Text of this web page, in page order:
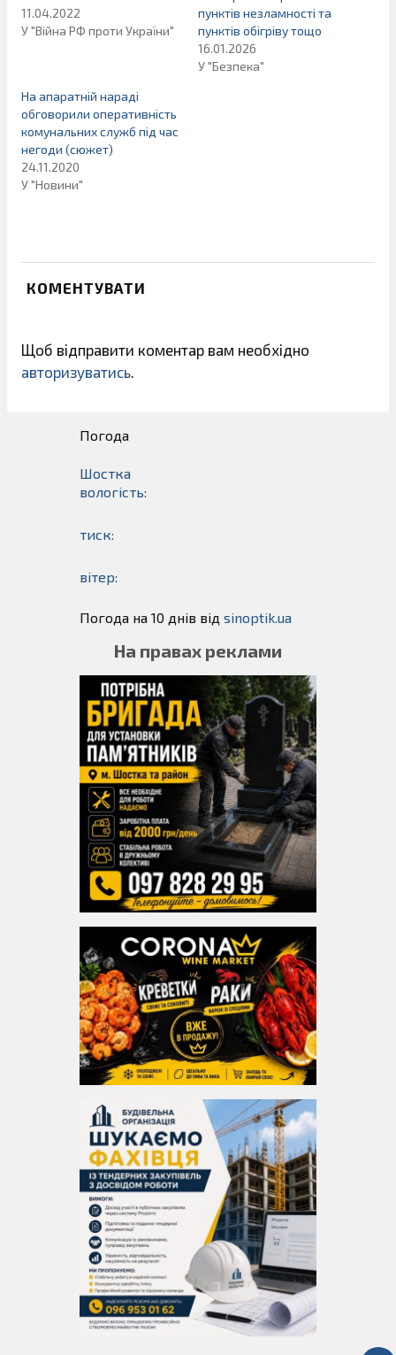
11.04.2022
У "Війна РФ проти України"
пунктів незламності та
пунктів обігріву тощо
16.01.2026
У "Безпека"
На апаратній нараді
обговорили оперативність
комунальних служб під час
негоди (сюжет)
24.11.2020
У "Новини"
КОМЕНТУВАТИ
Щоб відправити коментар вам необхідно
авторизуватись.
Погода
Шостка
вологість:
тиск:
вітер:
Погода на 10 днів від sinoptik.ua
На правах реклами